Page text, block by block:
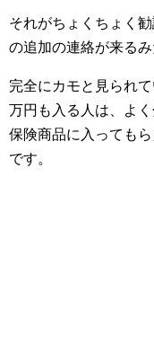
それがちょくちょく
の追加の連絡が来るみ
完全にカモと見られ
万円も入る人は、よ
保険商品に入っても
です。